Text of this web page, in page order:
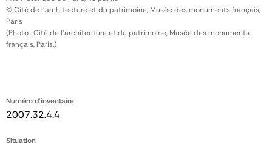
Numéro d'inventaire
2007.32.4.4
Situation
© Cité de l'architecture et du patrimoine, Musée des monuments français,
Paris
(Photo : Cité de l'architecture et du patrimoine, Musée des monuments
français, Paris.)